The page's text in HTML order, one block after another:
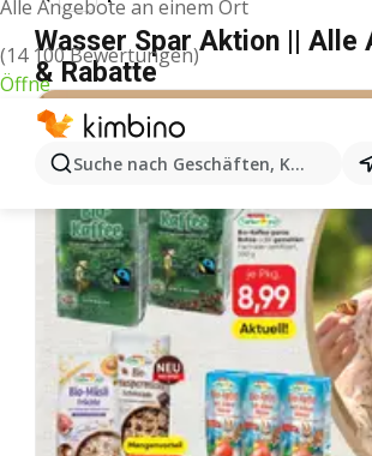
Alle Angebote an einem Ort
(14 100 Bewertungen)
Öffne
Suche nach Geschäften,
Wasser Spar Aktion || Alle
& Rabatte